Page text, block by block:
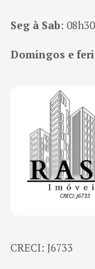
Seg à Sab:
Domingos e
Página inicial
CRECI: J6733